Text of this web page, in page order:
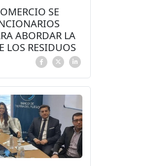
SE
ABORDAR LA
LOS RESIDUOS